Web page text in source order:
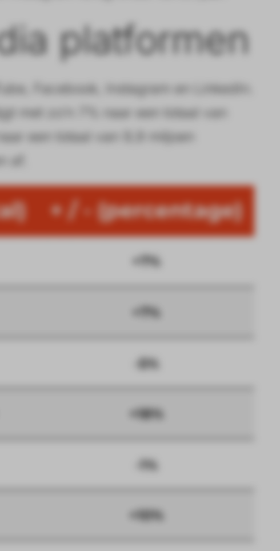
platformen
Facebook, Instagram en LinkedIn.
met zo’n 7% naar een totaal van
een totaal van 9,9 miljoen